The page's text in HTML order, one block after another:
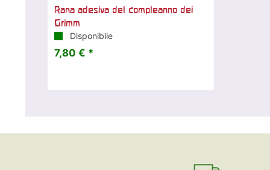
Rana adesiva del compleanno dei
Grimm
Disponibile
7,80 € *